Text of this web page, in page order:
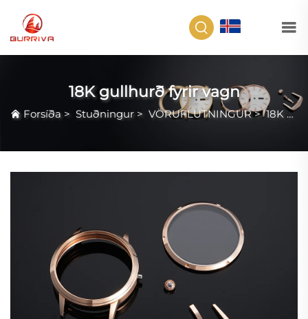
18K gullhurð fyrir vagn
Forsíða > Stuðningur > VÖRUFLUTNINGUR>18K gullhurð fyrir vagn